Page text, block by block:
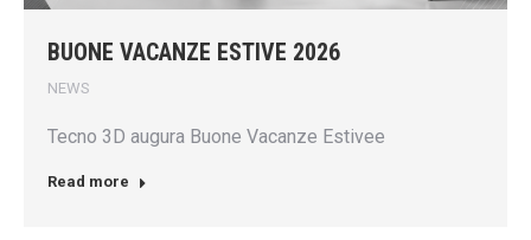
BUONE VACANZE ESTIVE 2026
NEWS
Tecno 3D augura Buone Vacanze Estivee
Read more